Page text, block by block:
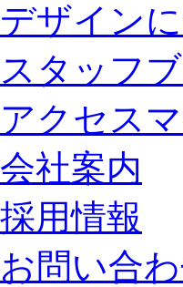
デザイン
スタッフ
アクセス
会社案内
採用情報
お問い合